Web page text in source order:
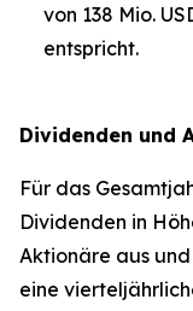
von 138 Mio.
entspricht.
Dividenden und
Für das
Dividenden in
Aktionäre aus
eine